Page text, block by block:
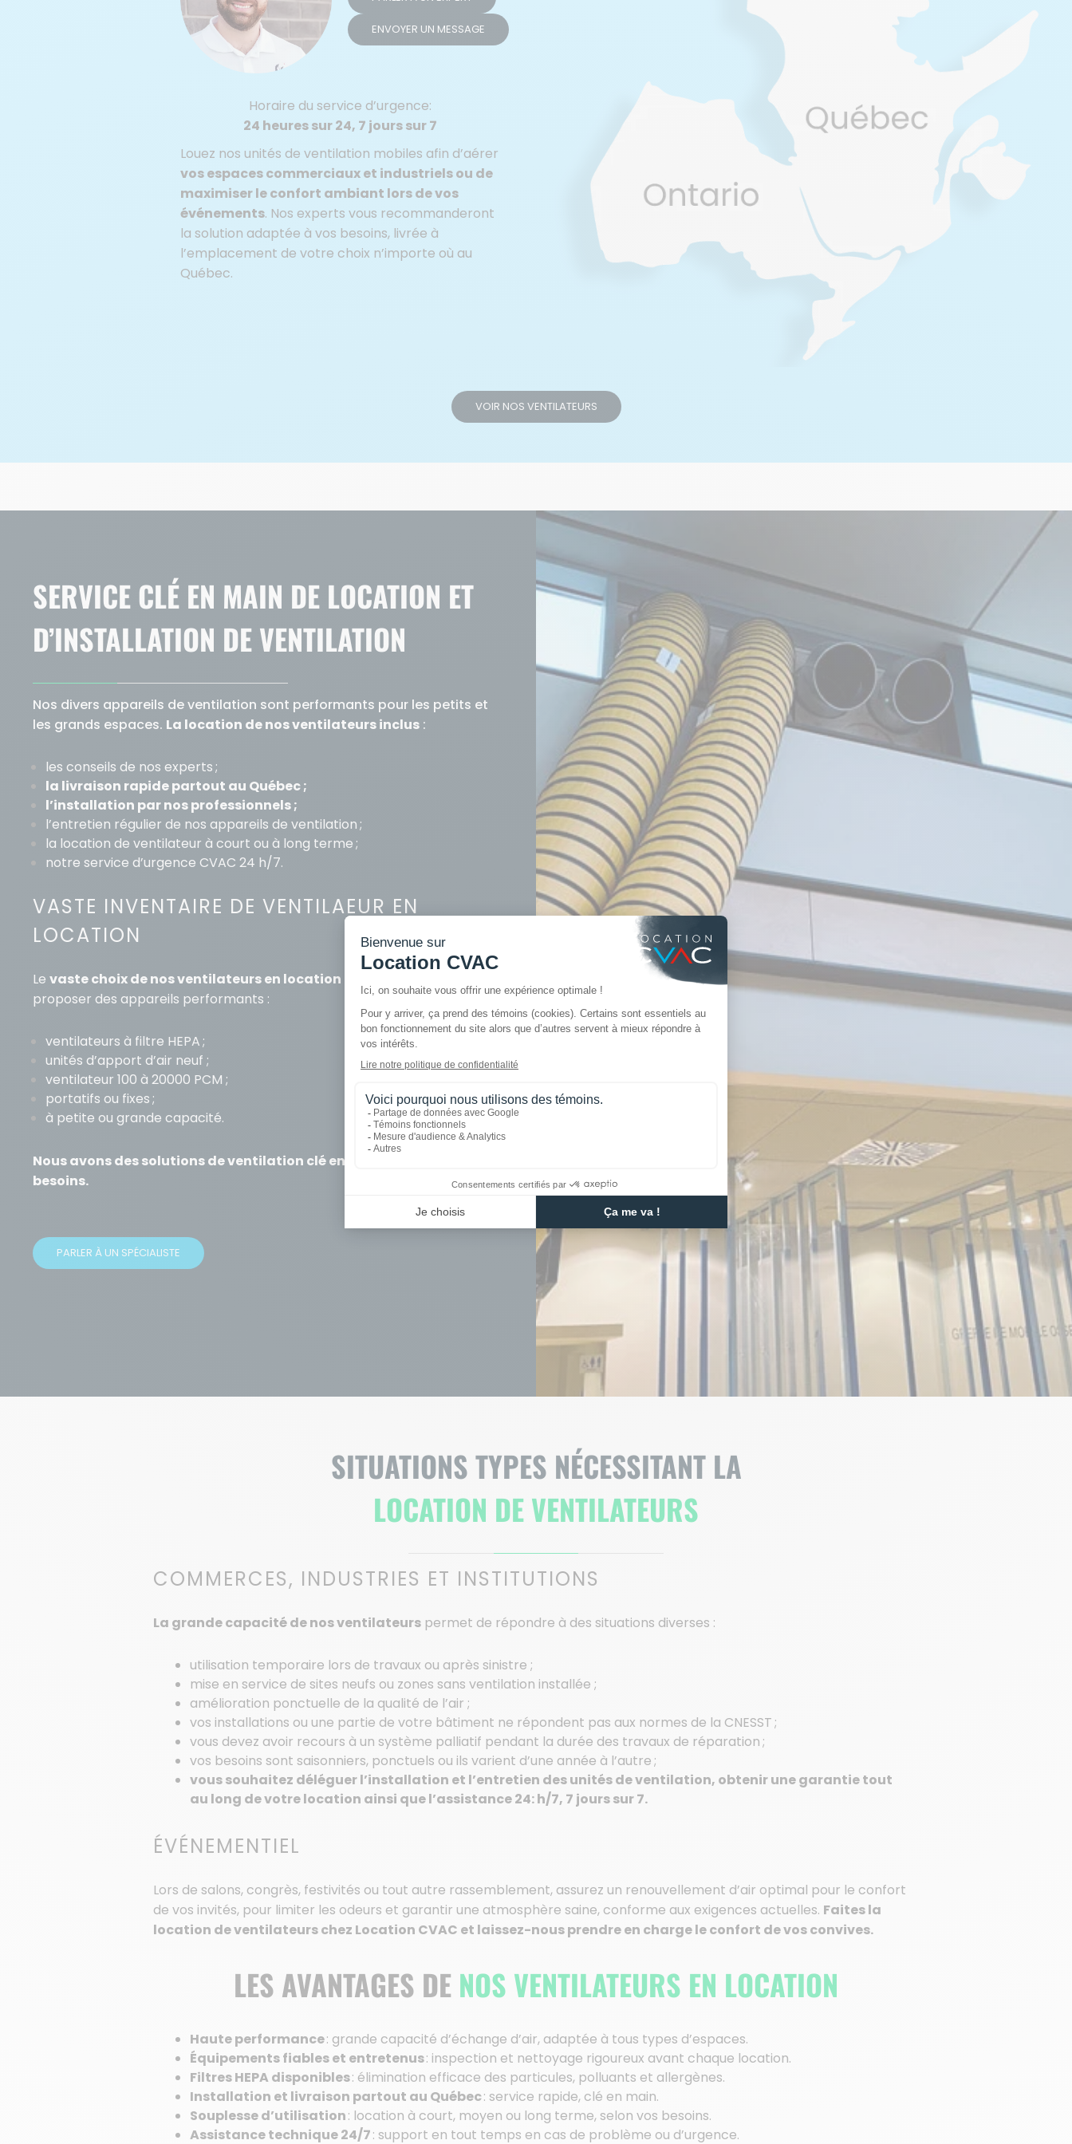
ENVOYER UN MESSAGE
Horaire du service d’urgence:
24 heures sur 24, 7 jours sur 7
Louez nos unités de ventilation mobiles afin d’aérer
vos espaces commerciaux et industriels ou de
maximiser le confort ambiant lors de vos
événements. Nos experts vous recommanderont
la solution adaptée à vos besoins, livrée à
l’emplacement de votre choix n’importe où au
Québec.
VOIR NOS VENTILATEURS
SERVICE CLÉ EN MAIN DE LOCATION ET
D’INSTALLATION DE VENTILATION
Nos divers appareils de ventilation sont performants pour les petits et
les grands espaces. La location de nos ventilateurs inclus :
les conseils de nos experts ;
la livraison rapide partout au Québec ;
l’installation par nos professionnels ;
l’entretien régulier de nos appareils de ventilation ;
la location de ventilateur à court ou à long terme ;
notre service d’urgence CVAC 24 h/7.
VASTE INVENTAIRE DE VENTILAEUR EN
LOCATION
Le vaste choix de nos ventilateurs en location
proposer des appareils performants :
ventilateurs à filtre HEPA ;
unités d’apport d’air neuf ;
ventilateur 100 à 20000 PCM ;
portatifs ou fixes ;
à petite ou grande capacité.
Nous avons des solutions de ventilation clé en main pour tous vos
besoins.
PARLER À UN SPÉCIALISTE
SITUATIONS TYPES NÉCESSITANT LA
LOCATION DE VENTILATEURS
COMMERCES, INDUSTRIES ET INSTITUTIONS
La grande capacité de nos ventilateurs permet de répondre à des situations diverses :
utilisation temporaire lors de travaux ou après sinistre ;
mise en service de sites neufs ou zones sans ventilation installée ;
amélioration ponctuelle de la qualité de l’air ;
vos installations ou une partie de votre bâtiment ne répondent pas aux normes de la CNESST;
vous devez avoir recours à un système palliatif pendant la durée des travaux de réparation ;
vos besoins sont saisonniers, ponctuels ou ils varient d’une année à l’autre ;
vous souhaitez déléguer l’installation et l’entretien des unités de ventilation, obtenir une garantie tout
au long de votre location ainsi que l’assistance 24: h/7, 7 jours sur 7.
ÉVÉNEMENTIEL
Lors de salons, congrès, festivités ou tout autre rassemblement, assurez un renouvellement d’air optimal pour le confort
de vos invités, pour limiter les odeurs et garantir une atmosphère saine, conforme aux exigences actuelles. Faites la
location de ventilateurs chez Location CVAC et laissez-nous prendre en charge le confort de vos convives.
LES AVANTAGES DE NOS VENTILATEURS EN LOCATION
Haute performance: grande capacité d’échange d’air, adaptée à tous types d’espaces.
Équipements fiables et entretenus: inspection et nettoyage rigoureux avant chaque location.
Filtres HEPA disponibles: élimination efficace des particules, polluants et allergènes.
Installation et livraison partout au Québec: service rapide, clé en main.
Souplesse d’utilisation: location à court, moyen ou long terme, selon vos besoins.
Assistance technique 24/7: support en tout temps en cas de problème ou d’urgence.